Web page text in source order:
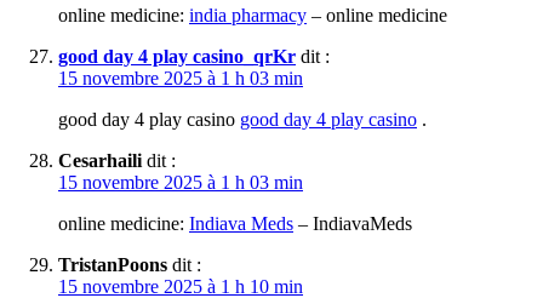
online medicine: india pharmacy – online medicine
good day 4 play casino_qrKr dit :
15 novembre 2025 à 1 h 03 min
good day 4 play casino good day 4 play casino .
Cesarhaili dit :
15 novembre 2025 à 1 h 03 min
online medicine: Indiava Meds – IndiavaMeds
TristanPoons dit :
15 novembre 2025 à 1 h 10 min